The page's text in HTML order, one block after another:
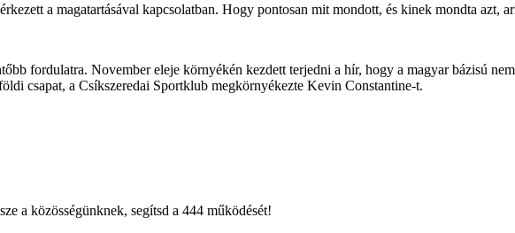
a magatartásával kapcsolatban. Hogy pontosan mit mondott, és kinek mondta azt,
fordulatra. November eleje környékén kezdett terjedni a hír, hogy a magyar bázisú
csapat, a Csíkszeredai Sportklub megkörnyékezte Kevin Constantine-t.
a közösségünknek, segítsd a 444 működését!